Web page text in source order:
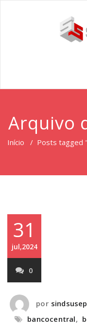
Arquivo
Início / Posts tagged
31
jul,2024
0
por sindsusep
bancocentral,